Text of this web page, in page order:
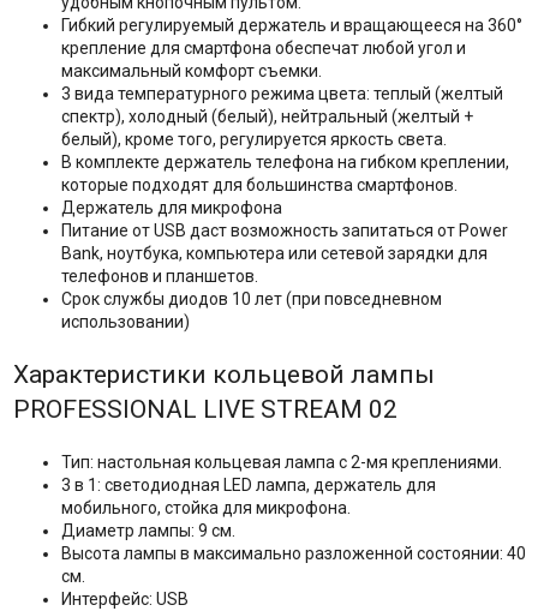
Гибкий регулируемый держатель и вращающееся на 360°
крепление для смартфона обеспечат любой угол и
максимальный комфорт съемки.
3 вида температурного режима цвета: теплый (желтый
спектр), холодный (белый), нейтральный (желтый +
белый), кроме того, регулируется яркость света.
В комплекте держатель телефона на гибком креплении,
которые подходят для большинства смартфонов.
Держатель для микрофона
Питание от USB даст возможность запитаться от Power
Bank, ноутбука, компьютера или сетевой зарядки для
телефонов и планшетов.
Срок службы диодов 10 лет (при повседневном
использовании)
Характеристики кольцевой лампы
PROFESSIONAL LIVE STREAM 02
Тип: настольная кольцевая лампа с 2-мя креплениями.
3 в 1: светодиодная LED лампа, держатель для
мобильного, стойка для микрофона.
Диаметр лампы: 9 см.
Высота лампы в максимально разложенной состоянии: 40
см.
Интерфейс: USB